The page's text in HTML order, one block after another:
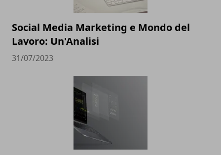
Social Media Marketing e Mondo del
Lavoro: Un'Analisi
31/07/2023